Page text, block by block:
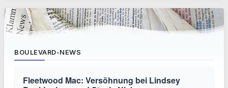
BOULEVARD-NEWS
Fleetwood Mac: Versöhnung bei Lindsey